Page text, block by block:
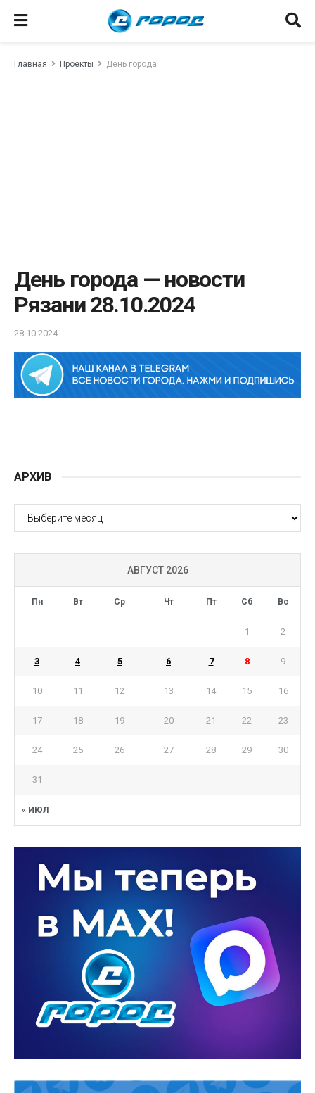
Главная Проекты День города
День города — новости
Рязани 28.10.2024
28.10.2024
АРХИВ
АРХИВ
АВГУСТ 2026
Пн Вт Ср Чт Пт Сб Вс
« ИЮЛ
1 2
3 4 5 6 7 8 9
10 11 12 13 14 15 16
17 18 19 20 21 22 23
24 25 26 27 28 29 30
31